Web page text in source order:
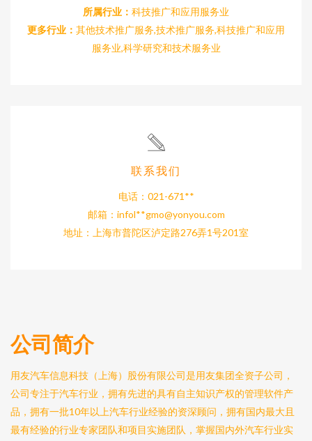
所属行业： 科技推广和应用服务业
更多行业： 其他技术推广服务,技术推广服务,科技推广和应用
服务业,科学研究和技术服务业
联系我们
电话：021-671**
邮箱：infol**gmo@yonyou.com
地址：上海市普陀区泸定路276弄1号201室
公司简介
用友汽车信息科技（上海）股份有限公司是用友集团全资子公司，
公司专注于汽车行业，拥有先进的具有自主知识产权的管理软件产
品，拥有一批10年以上汽车行业经验的资深顾问，拥有国内最大且
最有经验的行业专家团队和项目实施团队，掌握国内外汽车行业实